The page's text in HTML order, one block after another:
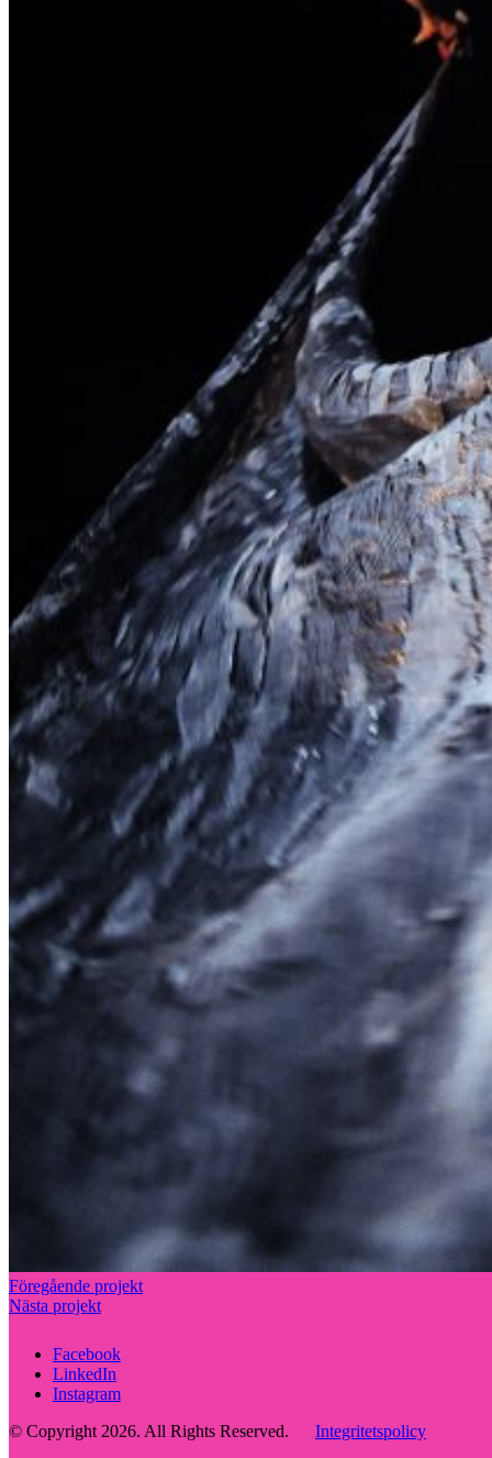
Föregående projekt
Nästa projekt
Facebook
LinkedIn
Instagram
© Copyright 2026. All Rights Reserved. Integritetspolicy